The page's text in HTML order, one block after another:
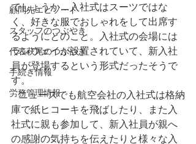
顧問先エピソード
スタッフのつぶやき
代表萩尾のつぶやき
手続き情報
労務管理情報
でしょうか…入社式はスーツではな
く、好きな服でおしゃれをして出席す
るようにとのこと。入社式の会場には
ランウェイが設置されていて、新入社
員が登場するという形式だったそうで
す。
   ニュースでも航空会社の入社式は格納
庫で紙ヒコーキを飛ばしたり、また入
社式に親も参加して、新入社員が親へ
の感謝の気持ちを伝えたりと様々な入